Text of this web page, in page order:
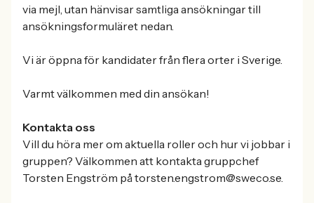
via mejl, utan hänvisar samtliga ansökningar till
ansökningsformuläret nedan.
Vi är öppna för kandidater från flera orter i Sverige.
Varmt välkommen med din ansökan!
Kontakta oss
Vill du höra mer om aktuella roller och hur vi jobbar i
gruppen? Välkommen att kontakta gruppchef
Torsten Engström på torsten.engstrom@sweco.se.